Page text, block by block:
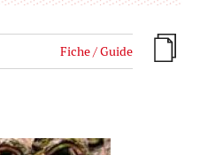
Fiche / Guide